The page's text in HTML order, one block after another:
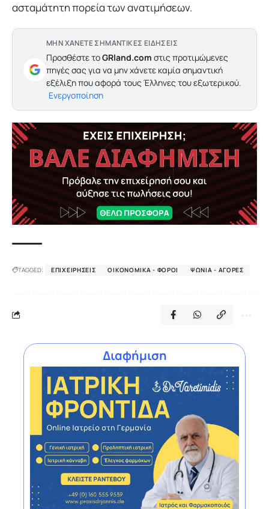
ασταμάτητη πορεία των ανατιμήσεων.
ΜΗΝ ΧΑΝΕΤΕ ΣΗΜΑΝΤΙΚΕΣ ΕΙΔΗΣΕΙΣ
Προσθέστε τοGRland.com στις προτιμώμενες
πηγές σας για να μην χάνετε καμία σημαντική
εξέλιξη που αφορά τους Έλληνες του εξωτερικού.
Ενεργοποίηση
TAGGED: ΕΠΙΧΕΙΡΉΣΕΙΣ ΟΙΚΟΝΟΜΙΚΆ - ΦΌΡΟΙ ΨΏΝΙΑ - ΑΓΟΡΈΣ
Διαφήμιση